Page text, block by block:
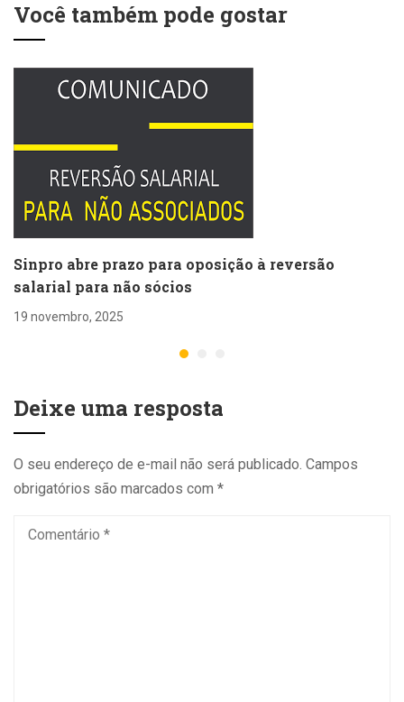
Você também pode gostar
Sinpro abre prazo para oposição à reversão
salarial para não sócios
19 novembro, 2025
Deixe uma resposta
O seu endereço de e-mail não será publicado. Campos
obrigatórios são marcados com *